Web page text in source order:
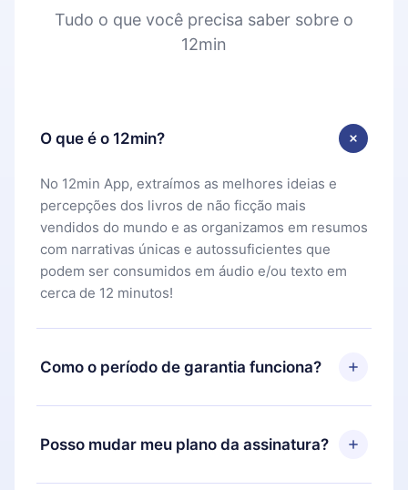
Tudo o que você precisa saber sobre o
12min
O que é o 12min?
No 12min App, extraímos as melhores ideias e
percepções dos livros de não ficção mais
vendidos do mundo e as organizamos em resumos
com narrativas únicas e autossuficientes que
podem ser consumidos em áudio e/ou texto em
cerca de 12 minutos!
Como o período de garantia funciona?
Você pode baixar nosso aplicativo e começar a
aproveitar nossa biblioteca. Se por algum motivo
não ficar satisfeito com nossa plataforma, basta
Posso mudar meu plano da assinatura?